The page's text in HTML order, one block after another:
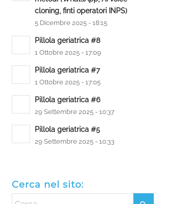
cloning, finti operatori INPS)
5 Dicembre 2025 - 18:15
Pillola geriatrica #8
1 Ottobre 2025 - 17:09
Pillola geriatrica #7
1 Ottobre 2025 - 17:05
Pillola geriatrica #6
29 Settembre 2025 - 10:37
Pillola geriatrica #5
29 Settembre 2025 - 10:33
Cerca nel sito: